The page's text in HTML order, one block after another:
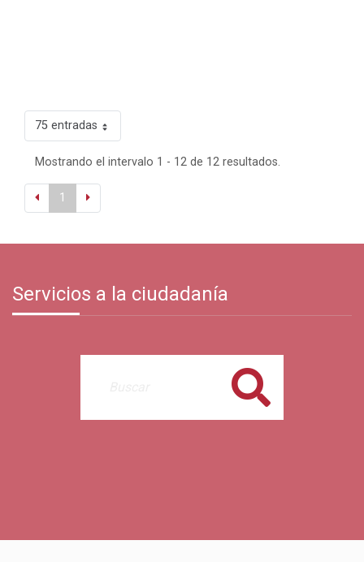
75 entradas
Mostrando el intervalo 1 - 12 de 12 resultados.
1
Servicios a la ciudadanía
Buscar